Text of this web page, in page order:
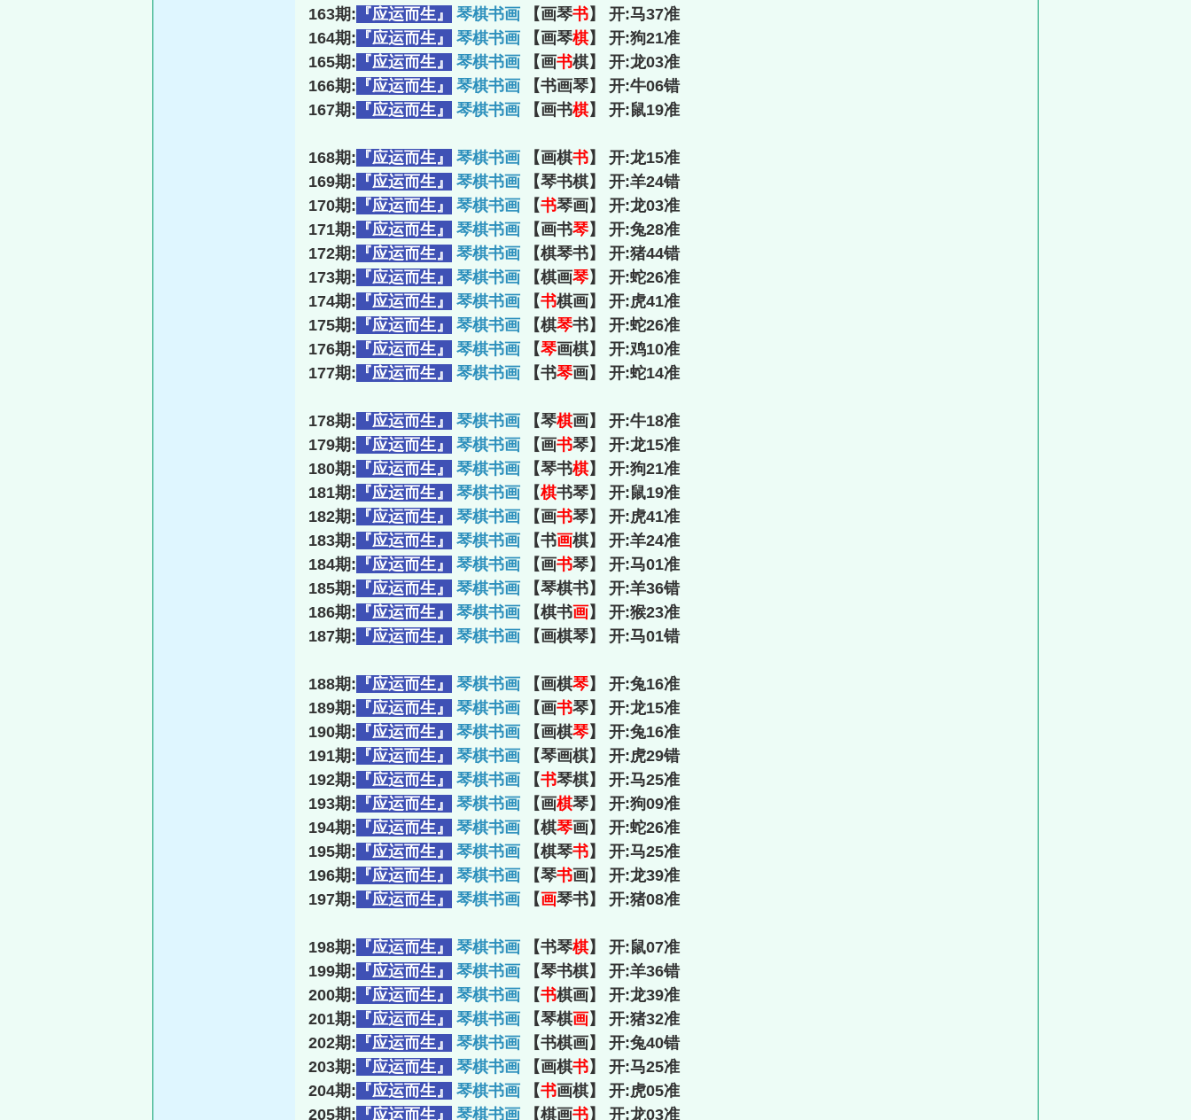
163期: 『应运而生』 琴棋书画 【画琴书】 开:马37准
164期: 『应运而生』 琴棋书画 【画琴棋】 开:狗21准
165期: 『应运而生』 琴棋书画 【画书棋】 开:龙03准
166期: 『应运而生』 琴棋书画 【书画琴】 开:牛06错
167期: 『应运而生』 琴棋书画 【画书棋】 开:鼠19准
168期: 『应运而生』 琴棋书画 【画棋书】 开:龙15准
169期: 『应运而生』 琴棋书画 【琴书棋】 开:羊24错
170期: 『应运而生』 琴棋书画 【书琴画】 开:龙03准
171期: 『应运而生』 琴棋书画 【画书琴】 开:兔28准
172期: 『应运而生』 琴棋书画 【棋琴书】 开:猪44错
173期: 『应运而生』 琴棋书画 【棋画琴】 开:蛇26准
174期: 『应运而生』 琴棋书画 【书棋画】 开:虎41准
175期: 『应运而生』 琴棋书画 【棋琴书】 开:蛇26准
176期: 『应运而生』 琴棋书画 【琴画棋】 开:鸡10准
177期: 『应运而生』 琴棋书画 【书琴画】 开:蛇14准
178期: 『应运而生』 琴棋书画 【琴棋画】 开:牛18准
179期: 『应运而生』 琴棋书画 【画书琴】 开:龙15准
180期: 『应运而生』 琴棋书画 【琴书棋】 开:狗21准
181期: 『应运而生』 琴棋书画 【棋书琴】 开:鼠19准
182期: 『应运而生』 琴棋书画 【画书琴】 开:虎41准
183期: 『应运而生』 琴棋书画 【书画棋】 开:羊24准
184期: 『应运而生』 琴棋书画 【画书琴】 开:马01准
185期: 『应运而生』 琴棋书画 【琴棋书】 开:羊36错
186期: 『应运而生』 琴棋书画 【棋书画】 开:猴23准
187期: 『应运而生』 琴棋书画 【画棋琴】 开:马01错
188期: 『应运而生』 琴棋书画 【画棋琴】 开:兔16准
189期: 『应运而生』 琴棋书画 【画书琴】 开:龙15准
190期: 『应运而生』 琴棋书画 【画棋琴】 开:兔16准
191期: 『应运而生』 琴棋书画 【琴画棋】 开:虎29错
192期: 『应运而生』 琴棋书画 【书琴棋】 开:马25准
193期: 『应运而生』 琴棋书画 【画棋琴】 开:狗09准
194期: 『应运而生』 琴棋书画 【棋琴画】 开:蛇26准
195期: 『应运而生』 琴棋书画 【棋琴书】 开:马25准
196期: 『应运而生』 琴棋书画 【琴书画】 开:龙39准
197期: 『应运而生』 琴棋书画 【画琴书】 开:猪08准
198期: 『应运而生』 琴棋书画 【书琴棋】 开:鼠07准
199期: 『应运而生』 琴棋书画 【琴书棋】 开:羊36错
200期: 『应运而生』 琴棋书画 【书棋画】 开:龙39准
201期: 『应运而生』 琴棋书画 【琴棋画】 开:猪32准
202期: 『应运而生』 琴棋书画 【书棋画】 开:兔40错
203期: 『应运而生』 琴棋书画 【画棋书】 开:马25准
204期: 『应运而生』 琴棋书画 【书画棋】 开:虎05准
205期: 『应运而生』 琴棋书画 【棋画书】 开:龙03准